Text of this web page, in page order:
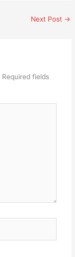
Next Post →
Required fields